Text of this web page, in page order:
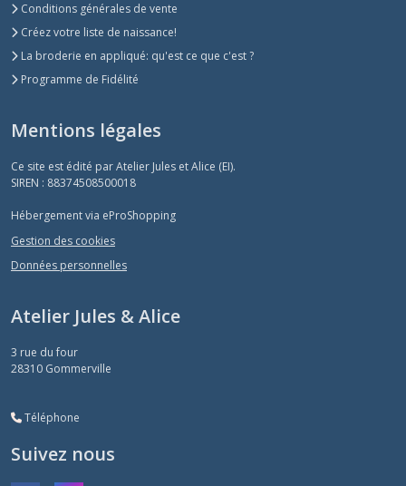
Conditions générales de vente
Créez votre liste de naissance!
La broderie en appliqué: qu'est ce que c'est ?
Programme de Fidélité
Mentions légales
Ce site est édité par Atelier Jules et Alice (EI).
SIREN : 88374508500018
Hébergement via eProShopping
Gestion des cookies
Données personnelles
Atelier Jules & Alice
3 rue du four
28310 Gommerville
Téléphone
Suivez nous